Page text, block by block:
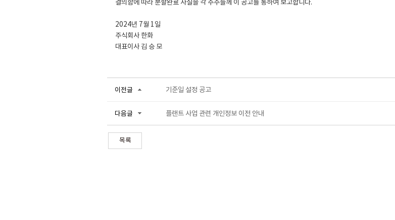
결의함에 따라 분할완료 사실을 각 주주들께 이 공고를 통하여 보고합니다.
2024년 7월 1일
주식회사 한화
대표이사 김 승 모
이전글 기준일 설정 공고
다음글 플랜트 사업 관련 개인정보 이전 안내
목록